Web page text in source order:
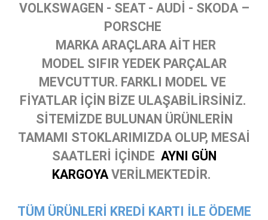
VOLKSWAGEN - SEAT - AUDİ - SKODA –
PORSCHE
MARKA ARAÇLARA AİT HER
MODEL SIFIR YEDEK PARÇALAR
MEVCUTTUR. FARKLI MODEL VE
FİYATLAR İÇİN BİZE ULAŞABİLİRSİNİZ.
SİTEMİZDE BULUNAN ÜRÜNLERİN
TAMAMI STOKLARIMIZDA OLUP, MESAİ
SAATLERİ İÇİNDE AYNI GÜN
KARGOYA VERİLMEKTEDİR.
TÜM ÜRÜNLERİ KREDİ KARTI İLE ÖDEME